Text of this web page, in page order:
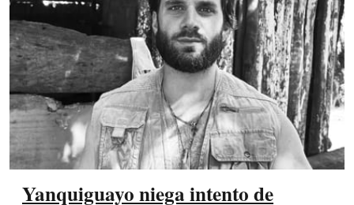
Yanquiguayo niega intento de